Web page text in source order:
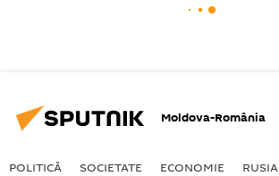
Moldova-România
POLITICĂ SOCIETATE ECONOMIE RUSIA